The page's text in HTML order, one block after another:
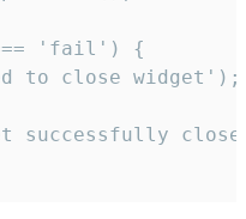
'fail') {
to close widget');
successfully